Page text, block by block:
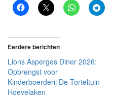
Eerdere berichten
Lions Asperges Diner 2026:
Opbrengst voor
Kinderboerderij De Torteltuin
Hoevelaken